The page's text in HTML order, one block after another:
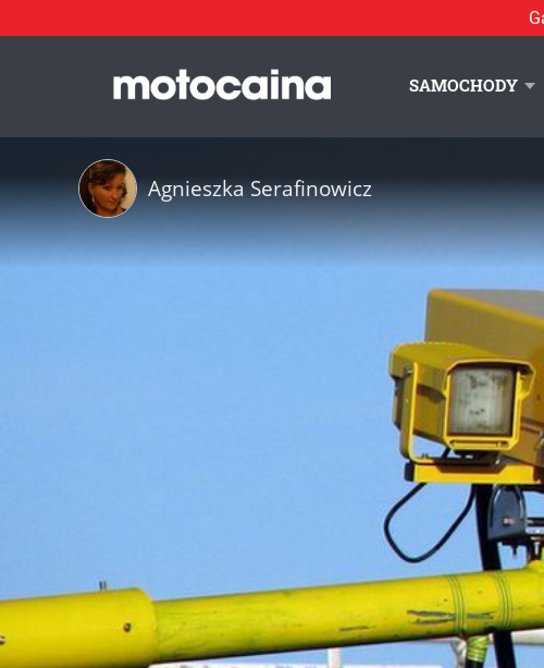
SAMOCHODY
Agnieszka Serafinowicz